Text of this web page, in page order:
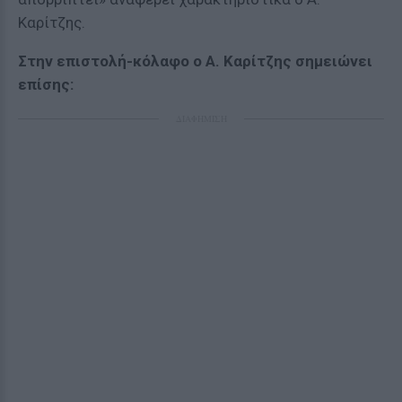
Καρίτζης.
Στην επιστολή-κόλαφο ο Α. Καρίτζης σημειώνει
επίσης: